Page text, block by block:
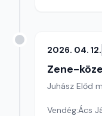
2026. 04. 12.
Zene-
Juhász Előd
Vendég:Ács